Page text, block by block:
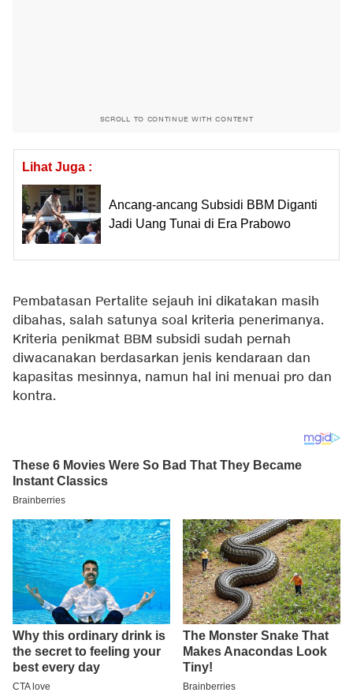
SCROLL TO CONTINUE WITH CONTENT
Lihat Juga :
Ancang-ancang Subsidi BBM Diganti
Jadi Uang Tunai di Era Prabowo
Pembatasan Pertalite sejauh ini dikatakan masih
dibahas, salah satunya soal kriteria penerimanya.
Kriteria penikmat BBM subsidi sudah pernah
diwacanakan berdasarkan jenis kendaraan dan
kapasitas mesinnya, namun hal ini menuai pro dan
kontra.